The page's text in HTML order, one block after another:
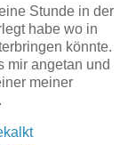
Stunde in der
habe wo in
könnte.
mir angetan und
meiner